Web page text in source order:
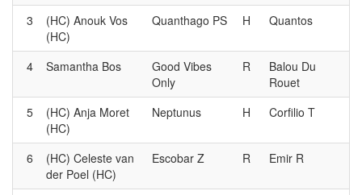
3
(HC) Anouk Vos
(HC)
Quanthago PS H Quantos
4 Samantha Bos
Good Vibes
Only
R
Balou Du
Rouet
5
(HC) Anja Moret
(HC)
Neptunus H Corfilio T
6
(HC) Celeste van
der Poel (HC)
Escobar Z R Emir R